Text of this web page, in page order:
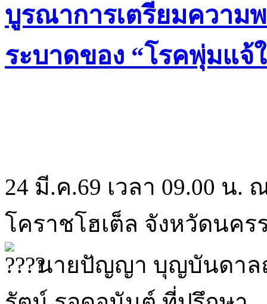
บูรณาการเตรียมความ
ระบาดของ “โรคพุ่มแจ้
24 มี.ค.69 เวลา 09.00 น
โคราชโฮเต็ล จังหวัดนคร
นายปัญญา บุญบันดาล